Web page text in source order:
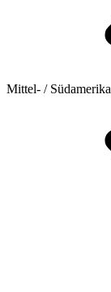
Mittel- / Südamerika